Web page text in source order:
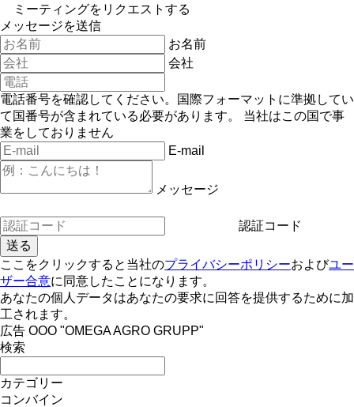
ミーティングをリクエストする
メッセージを送信
お名前
会社
電話番号を確認してください。国際フォーマットに準拠してい
て国番号が含まれている必要があります。
当社はこの国で事
業をしておりません
E-mail
メッセージ
認証コード
ここをクリックすると当社のプライバシーポリシーおよびユー
ザー合意に同意したことになります。
あなたの個人データはあなたの要求に回答を提供するために加
工されます。
広告 OOO "OMEGA AGRO GRUPP"
検索
カテゴリー
コンバイン